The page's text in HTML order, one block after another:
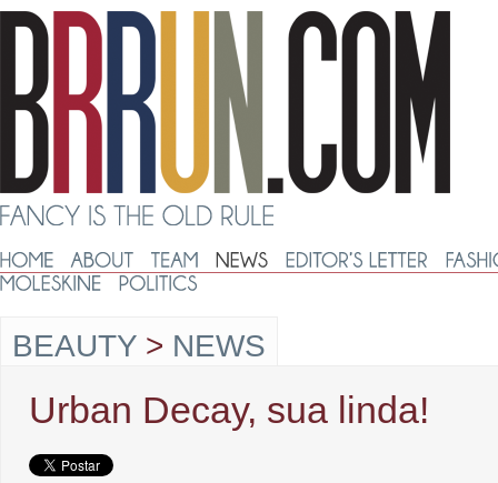
BEAUTY > NEWS
Urban Decay, sua linda!